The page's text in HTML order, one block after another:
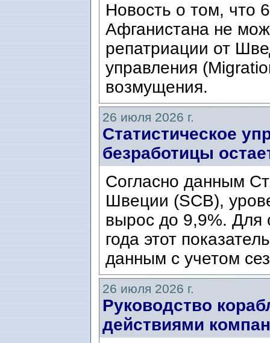
Новость о том, что
Афганистана не
репатриации от
управления
возмущения.
26 июля 2026 г.
Статистическое
безработицы
Согласно данным
Швеции (SCB),
вырос до 9,9%. Для
года этот
данным с учетом
26 июля 2026 г.
Руководство
действиями